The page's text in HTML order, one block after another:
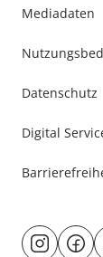
Mediadaten
Datenschutz
Digital
Besuche
uns